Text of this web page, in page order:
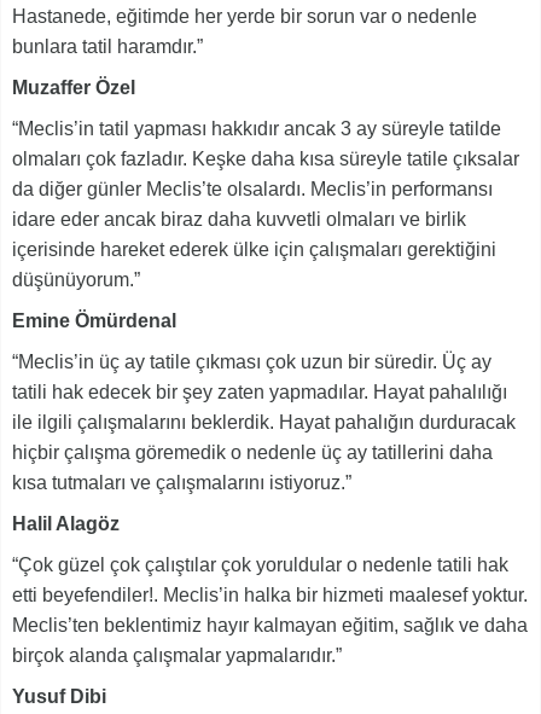
Hastanede, eğitimde her yerde bir sorun var o nedenle
bunlara tatil haramdır.”
Muzaffer Özel
“Meclis’in tatil yapması hakkıdır ancak 3 ay süreyle tatilde
olmaları çok fazladır. Keşke daha kısa süreyle tatile çıksalar
da diğer günler Meclis’te olsalardı. Meclis’in performansı
idare eder ancak biraz daha kuvvetli olmaları ve birlik
içerisinde hareket ederek ülke için çalışmaları gerektiğini
düşünüyorum.”
Emine Ömürdenal
“Meclis’in üç ay tatile çıkması çok uzun bir süredir. Üç ay
tatili hak edecek bir şey zaten yapmadılar. Hayat pahalılığı
ile ilgili çalışmalarını beklerdik. Hayat pahalığın durduracak
hiçbir çalışma göremedik o nedenle üç ay tatillerini daha
kısa tutmaları ve çalışmalarını istiyoruz.”
Halil Alagöz
“Çok güzel çok çalıştılar çok yoruldular o nedenle tatili hak
etti beyefendiler!. Meclis’in halka bir hizmeti maalesef yoktur.
Meclis’ten beklentimiz hayır kalmayan eğitim, sağlık ve daha
birçok alanda çalışmalar yapmalarıdır.”
Yusuf Dibi